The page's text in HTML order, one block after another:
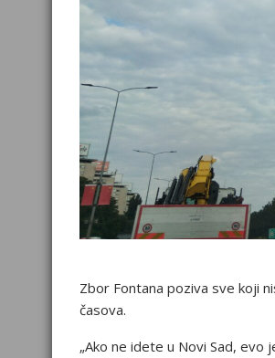
Zbor Fontana poziva sve koji
časova.
„Ako ne idete u Novi Sad, evo